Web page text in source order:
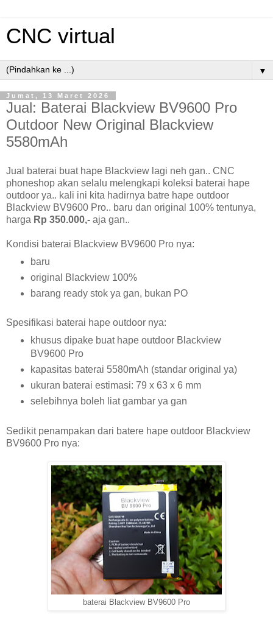
CNC virtual
▼
Jumat, 13 Maret 2026
Jual: Baterai Blackview BV9600 Pro
Outdoor New Original Blackview
5580mAh
Jual baterai buat hape Blackview lagi neh gan.. CNC
phoneshop akan selalu melengkapi koleksi baterai hape
outdoor ya.. kali ini kita hadirnya batre hape outdoor
Blackview BV9600 Pro.. baru dan original 100% tentunya,
harga Rp 350.000,- aja gan..
Kondisi baterai Blackview BV9600 Pro nya:
baru
original Blackview 100%
barang ready stok ya gan, bukan PO
Spesifikasi baterai hape outdoor nya:
khusus dipake buat hape outdoor Blackview
BV9600 Pro
kapasitas baterai 5580mAh (standar original ya)
ukuran baterai estimasi: 79 x 63 x 6 mm
selebihnya boleh liat gambar ya gan
Sedikit penampakan dari batere hape outdoor Blackview
BV9600 Pro nya:
baterai Blackview BV9600 Pro